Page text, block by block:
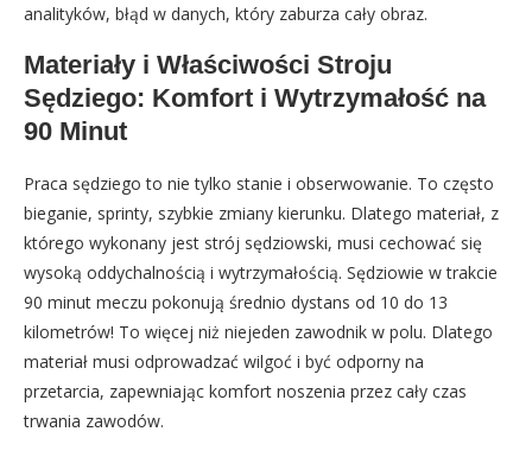
analityków, błąd w danych, który zaburza cały obraz.
Materiały i Właściwości Stroju
Sędziego: Komfort i Wytrzymałość na
90 Minut
Praca sędziego to nie tylko stanie i obserwowanie. To często
bieganie, sprinty, szybkie zmiany kierunku. Dlatego materiał, z
którego wykonany jest strój sędziowski, musi cechować się
wysoką oddychalnością i wytrzymałością. Sędziowie w trakcie
90 minut meczu pokonują średnio dystans od 10 do 13
kilometrów! To więcej niż niejeden zawodnik w polu. Dlatego
materiał musi odprowadzać wilgoć i być odporny na
przetarcia, zapewniając komfort noszenia przez cały czas
trwania zawodów.